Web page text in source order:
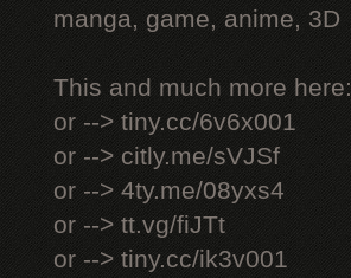
manga, game, anime, 3D
This and much more here:
or --> tiny.cc/6v6x001
or --> citly.me/sVJSf
or --> 4ty.me/08yxs4
or --> tt.vg/fiJTt
or --> tiny.cc/ik3v001